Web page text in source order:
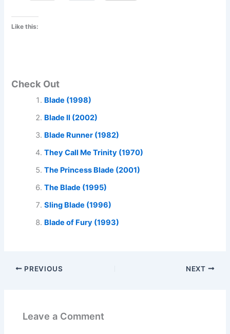
Like this:
Check Out
Blade (1998)
Blade II (2002)
Blade Runner (1982)
They Call Me Trinity (1970)
The Princess Blade (2001)
The Blade (1995)
Sling Blade (1996)
Blade of Fury (1993)
PREVIOUS NEXT
Leave a Comment